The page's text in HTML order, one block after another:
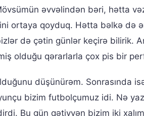
əvvəlindən bəri, hətta
ortaya qoyduq. Hətta bəlkə də
də çətin günlər keçirə bilirik.
olduğu qərarlarla çox pis bir
düşünürəm. Sonrasında isə
bizim futbolçumuz idi. Nə
Bu gün qətiyyən bizim iki